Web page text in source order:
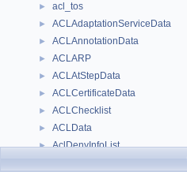
► acl_tos
► ACLAdaptationServiceData
► ACLAnnotationData
► ACLARP
► ACLAtStepData
► ACLCertificateData
► ACLChecklist
► ACLData
► AclDenyInfoList